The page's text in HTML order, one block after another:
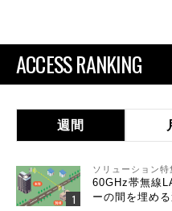
ACCESS RANKING
週間
ソリューション特
60GHz帯無線
ーの間を埋め